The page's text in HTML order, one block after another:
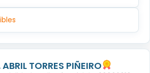
ABRIL TORRES PIÑEIRO